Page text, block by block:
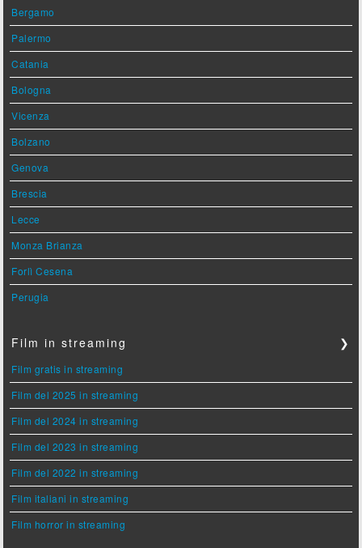
Bergamo
Palermo
Catania
Bologna
Vicenza
Bolzano
Genova
Brescia
Lecce
Monza Brianza
Forlì Cesena
Perugia
Film in streaming ❯
Film gratis in streaming
Film del 2025 in streaming
Film del 2024 in streaming
Film del 2023 in streaming
Film del 2022 in streaming
Film italiani in streaming
Film horror in streaming